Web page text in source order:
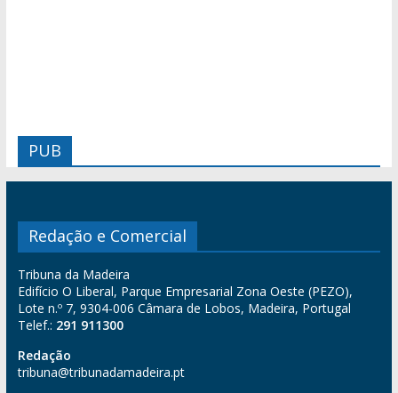
PUB
Redação e Comercial
Tribuna da Madeira
Edifício O Liberal, Parque Empresarial Zona Oeste (PEZO),
Lote n.º 7, 9304-006 Câmara de Lobos, Madeira, Portugal
Telef.: 291 911300
Redação
tribuna@tribunadamadeira.pt